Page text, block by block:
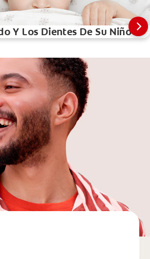
Y Los Dientes De Su Niño